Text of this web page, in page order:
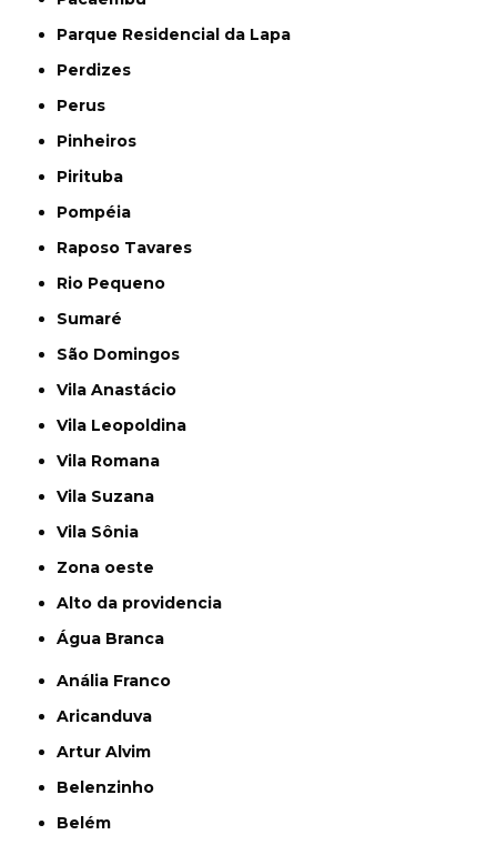
Parque Residencial da Lapa
Perdizes
Perus
Pinheiros
Pirituba
Pompéia
Raposo Tavares
Rio Pequeno
Sumaré
São Domingos
Vila Anastácio
Vila Leopoldina
Vila Romana
Vila Suzana
Vila Sônia
Zona oeste
alto da providencia
Água Branca
Anália Franco
Aricanduva
Artur Alvim
Belenzinho
Belém